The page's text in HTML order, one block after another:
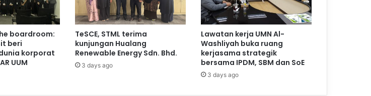
boardroom:
beri
korporat
UUM
TeSCE, STML terima
kunjungan Hualang
Renewable Energy Sdn. Bhd.
3 days ago
Lawatan kerja UMN Al-
Washliyah buka ruang
kerjasama strategik
bersama IPDM, SBM dan SoE
3 days ago